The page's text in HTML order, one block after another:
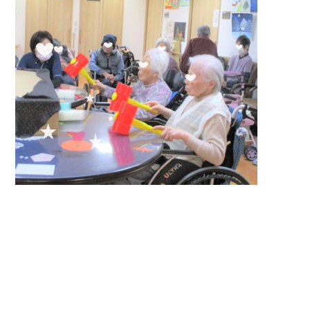
コンセプト 施設案内
入居までの
流れ
ブログ
プライバシーポリシー